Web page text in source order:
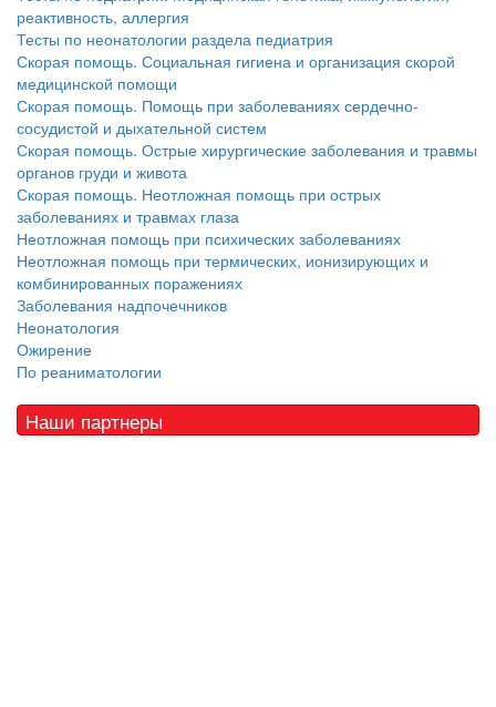
реактивность, аллергия
Тесты по неонатологии раздела педиатрия
Скорая помощь. Социальная гигиена и организация скорой
медицинской помощи
Скорая помощь. Помощь при заболеваниях сердечно-
сосудистой и дыхательной систем
Скорая помощь. Острые хирургические заболевания и травмы
органов груди и живота
Скорая помощь. Неотложная помощь при острых
заболеваниях и травмах глаза
Неотложная помощь при психических заболеваниях
Неотложная помощь при термических, ионизирующих и
комбинированных поражениях
Заболевания надпочечников
Неонатология
Ожирение
По реаниматологии
Наши партнеры